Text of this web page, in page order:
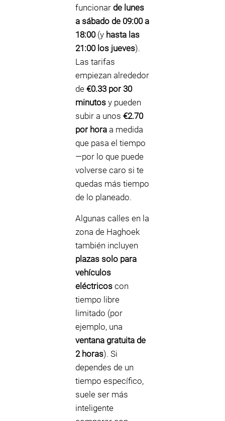
funcionar de lunes
a sábado de 09:00 a
18:00(y hasta las
21:00 los jueves).
Las tarifas
empiezan alrededor
de €0.33 por 30
minutos y pueden
subir a unos €2.70
por hora a medida
que pasa el tiempo
—por lo que puede
volverse caro si te
quedas más tiempo
de lo planeado.
Algunas calles en la
zona de Haghoek
también incluyen
plazas solo para
vehículos
eléctricos con
tiempo libre
limitado (por
ejemplo, una
ventana gratuita de
2 horas). Si
dependes de un
tiempo específico,
suele ser más
inteligente